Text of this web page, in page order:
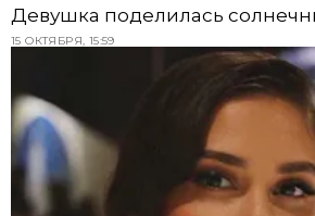
Девушка поделилась
15 ОКТЯБРЯ, 15:59